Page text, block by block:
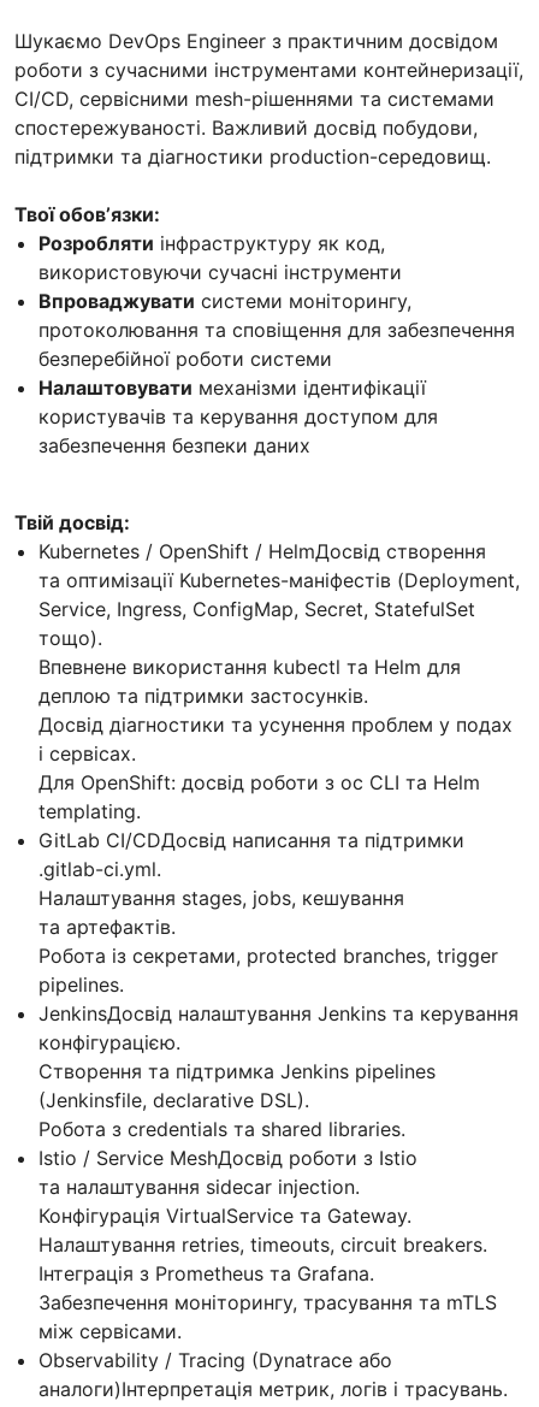
Шукаємо DevOps Engineer з практичним досвідом
роботи з сучасними інструментами контейнеризації,
CI/CD, сервісними mesh-рішеннями та системами
спостережуваності. Важливий досвід побудови,
підтримки та діагностики production-середовищ.
Твої обовʼязки:
Розробляти інфраструктуру як код,
використовуючи сучасні інструменти
Впроваджувати системи моніторингу,
протоколювання та сповіщення для забезпечення
безперебійної роботи системи
Налаштовувати механізми ідентифікації
користувачів та керування доступом для
забезпечення безпеки даних
Твій досвід:
Kubernetes / OpenShift / HelmДосвід створення
та оптимізації Kubernetes-маніфестів (Deployment,
Service, Ingress, ConfigMap, Secret, StatefulSet
тощо).
Впевнене використання kubectl та Helm для
деплою та підтримки застосунків.
Досвід діагностики та усунення проблем у подах
і сервісах.
Для OpenShift: досвід роботи з oc CLI та Helm
templating.
GitLab CI/CDДосвід написання та підтримки
.gitlab-ci.yml.
Налаштування stages, jobs, кешування
та артефактів.
Робота із секретами, protected branches, trigger
pipelines.
JenkinsДосвід налаштування Jenkins та керування
конфігурацією.
Створення та підтримка Jenkins pipelines
(Jenkinsfile, declarative DSL).
Робота з credentials та shared libraries.
Istio / Service MeshДосвід роботи з Istio
та налаштування sidecar injection.
Конфігурація VirtualService та Gateway.
Налаштування retries, timeouts, circuit breakers.
Інтеграція з Prometheus та Grafana.
Забезпечення моніторингу, трасування та mTLS
між сервісами.
Observability / Tracing (Dynatrace або
аналоги)Інтерпретація метрик, логів і трасувань.